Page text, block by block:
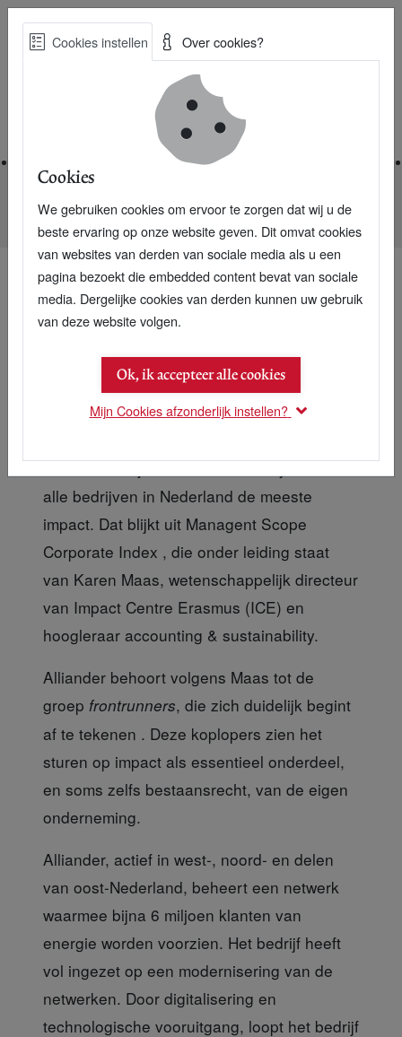
Skip
Best Practices voor een duurzame toekomst
Nieuwsarchief Alliander bedrijf met meeste impact
04 september 2020
Alliander bedrijf met
meeste impact
Het nutsbedrijf Alliander heeft dit jaar van
alle bedrijven in Nederland de meeste
impact. Dat blijkt uit Managent Scope
Corporate Index , die onder leiding staat
van Karen Maas, wetenschappelijk directeur
van Impact Centre Erasmus (ICE) en
hoogleraar accounting & sustainability.
Alliander behoort volgens Maas tot de
groep frontrunners, die zich duidelijk begint
af te tekenen . Deze koplopers zien het
sturen op impact als essentieel onderdeel,
en soms zelfs bestaansrecht, van de eigen
onderneming.
Alliander, actief in west-, noord- en delen
van oost-Nederland, beheert een netwerk
waarmee bijna 6 miljoen klanten van
energie worden voorzien. Het bedrijf heeft
vol ingezet op een modernisering van de
netwerken. Door digitalisering en
technologische vooruitgang, loopt het bedrijf
Cookies instellen Over cookies?
Cookies
We gebruiken cookies om ervoor te zorgen dat wij u de
beste ervaring op onze website geven. Dit omvat cookies
van websites van derden van sociale media als u een
pagina bezoekt die embedded content bevat van sociale
media. Dergelijke cookies van derden kunnen uw gebruik
van deze website volgen.
Ok, ik accepteer alle cookies
Mijn Cookies afzonderlijk instellen?